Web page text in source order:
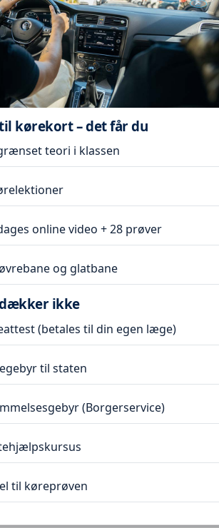
kørekort – det får du
teori i klassen
online video + 28 prøver
og glatbane
ikke
(betales til din egen læge)
til staten
(Borgerservice)
til køreprøven